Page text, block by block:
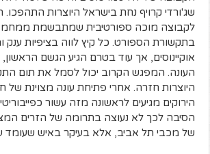
שג'ורדי קרויף נחת בישראל היוצרות התהפכו.
לקבוצה מוכה ספורטיבית שמתבשמת
בתקשורת הספורט. כל קיץ לווה בציפיות ענק
אוקיינוסים, אך עוד בטרם הגיע הגשם
העונה. המפגש הקרוב יכול לסמל את תום
היוצרות חזרה. אחרי פתיחת עונה מצוינת של
הירוקים מגיעים לראשונה מזה עשור
הסיבה לכך לא נעוצה בתרומה של הזרים
של מכבי תל אביב, אלא בעיקר באיש שעומד